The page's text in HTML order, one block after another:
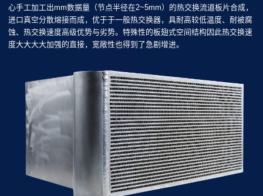
心手工加工出mm数据量（节点半径在2~5mm）的热交换流道板片合成，
进口真空分散熔接而成，优于于一般热交换器，具耐高较低温度、耐被腐
蚀、热交换速度高级优势与劣势。特殊性的板翅式空间结构因此热交换速
度大大大大加强的直接，宽敞性也得到了急剧增进。